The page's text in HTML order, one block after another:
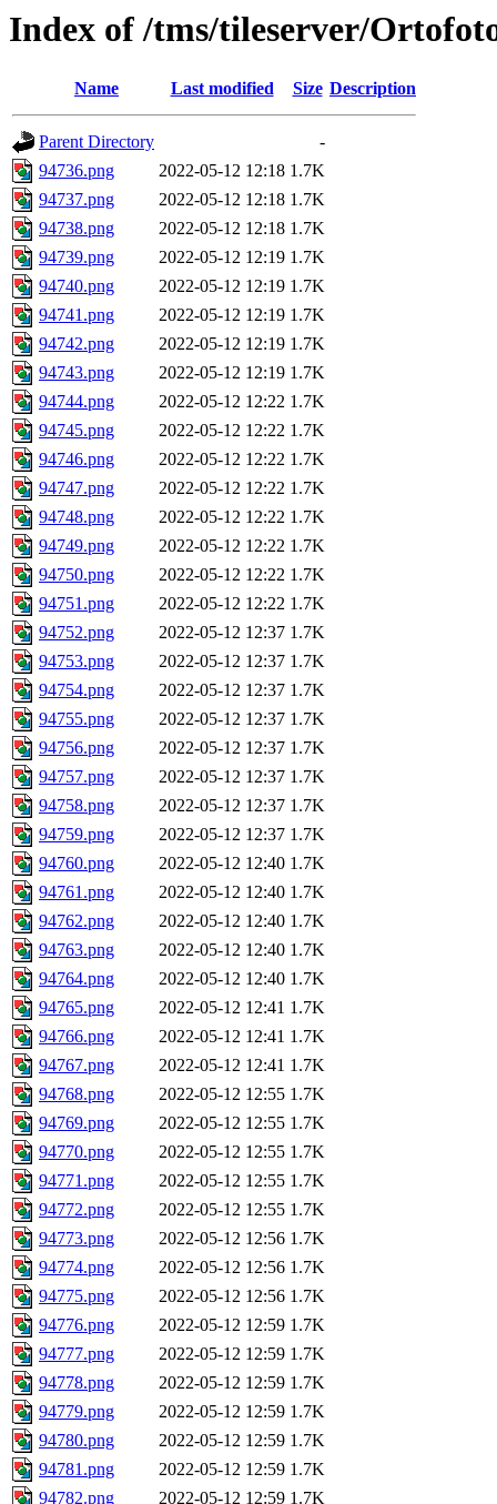
Index of /tms/tileserver/
Name Last modified Size Description
Parent Directory
-
94736.png
2022-05-12 12:18 1.7K
94737.png
2022-05-12 12:18 1.7K
94738.png
2022-05-12 12:18 1.7K
94739.png
2022-05-12 12:19 1.7K
94740.png
2022-05-12 12:19 1.7K
94741.png
2022-05-12 12:19 1.7K
94742.png
2022-05-12 12:19 1.7K
94743.png
2022-05-12 12:19 1.7K
94744.png
2022-05-12 12:22 1.7K
94745.png
2022-05-12 12:22 1.7K
94746.png
2022-05-12 12:22 1.7K
94747.png
2022-05-12 12:22 1.7K
94748.png
2022-05-12 12:22 1.7K
94749.png
2022-05-12 12:22 1.7K
94750.png
2022-05-12 12:22 1.7K
94751.png
2022-05-12 12:22 1.7K
94752.png
2022-05-12 12:37 1.7K
94753.png
2022-05-12 12:37 1.7K
94754.png
2022-05-12 12:37 1.7K
94755.png
2022-05-12 12:37 1.7K
94756.png
2022-05-12 12:37 1.7K
94757.png
2022-05-12 12:37 1.7K
94758.png
2022-05-12 12:37 1.7K
94759.png
2022-05-12 12:37 1.7K
94760.png
2022-05-12 12:40 1.7K
94761.png
2022-05-12 12:40 1.7K
94762.png
2022-05-12 12:40 1.7K
94763.png
2022-05-12 12:40 1.7K
94764.png
2022-05-12 12:40 1.7K
94765.png
2022-05-12 12:41 1.7K
94766.png
2022-05-12 12:41 1.7K
94767.png
2022-05-12 12:41 1.7K
94768.png
2022-05-12 12:55 1.7K
94769.png
2022-05-12 12:55 1.7K
94770.png
2022-05-12 12:55 1.7K
94771.png
2022-05-12 12:55 1.7K
94772.png
2022-05-12 12:55 1.7K
94773.png
2022-05-12 12:56 1.7K
94774.png
2022-05-12 12:56 1.7K
94775.png
2022-05-12 12:56 1.7K
94776.png
2022-05-12 12:59 1.7K
94777.png
2022-05-12 12:59 1.7K
94778.png
2022-05-12 12:59 1.7K
94779.png
2022-05-12 12:59 1.7K
94780.png
2022-05-12 12:59 1.7K
94781.png
2022-05-12 12:59 1.7K
94782.png
2022-05-12 12:59 1.7K